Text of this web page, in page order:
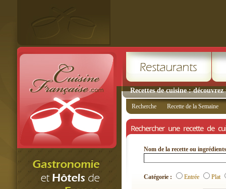
Recettes de cuisine :
Recherche Recette de la Semaine
Rechercher une recette de
Nom de la recette ou
Catégorie : Entrée Plat